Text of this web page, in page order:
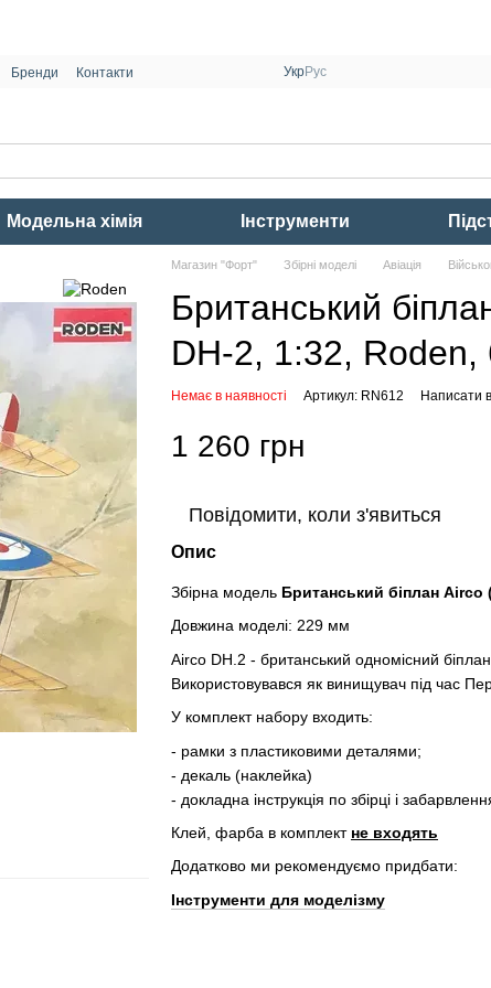
Бренди Контакти УкрРус
Модельна хімія Інструменти
Магазин "Форт" Збірні моделі Авіація
Британський
DH-2, 1:32, Roden,
Немає в наявності Артикул: RN612 Написати
1 260 грн
Повідомити, коли з'явиться
Опис
Збірна модель Британський біплан
Довжина моделі: 229 мм
Airco DH.2 - британський одномісний
Використовувався як винищувач під час
У комплект набору входить:
- рамки з пластиковими деталями;
- декаль (наклейка)
- докладна інструкція по збірці і
Клей, фарба в комплект не входять
Додатково ми рекомендуємо придбати:
Інструменти для моделізму